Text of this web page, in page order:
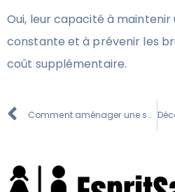
Oui, leur capacité à
constante et à prévenir les
coût supplémentaire.
Comment aménager une salle de bain PMR avec un petit budget